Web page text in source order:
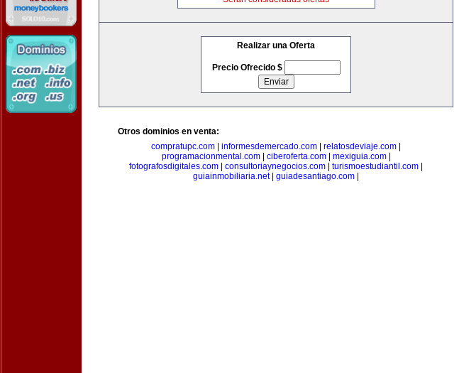
Realizar una Oferta
Precio Ofrecido $
Otros dominios en venta:
compratupc.com
informesdemercado.com relatosdeviaje.com
programacionmental.com| ciberoferta.com| mexiguia.com|
fotografosdigitales.com
consultoriaynegocios.com turismoestudiantil.com
guiainmobiliaria.net| guiadesantiago.com